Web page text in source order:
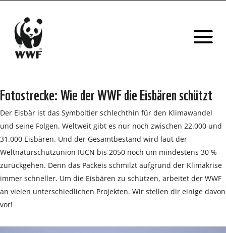
Fotostrecke: Wie der WWF die Eisbären schützt
Der Eisbär ist das Symboltier schlechthin für den Klimawandel
und seine Folgen. Weltweit gibt es nur noch zwischen 22.000 und
31.000 Eisbären. Und der Gesamtbestand wird laut der
Weltnaturschutzunion IUCN bis 2050 noch um mindestens 30 %
zurückgehen. Denn das Packeis schmilzt aufgrund der Klimakrise
immer schneller. Um die Eisbären zu schützen, arbeitet der WWF
an vielen unterschiedlichen Projekten. Wir stellen dir einige davon
vor!